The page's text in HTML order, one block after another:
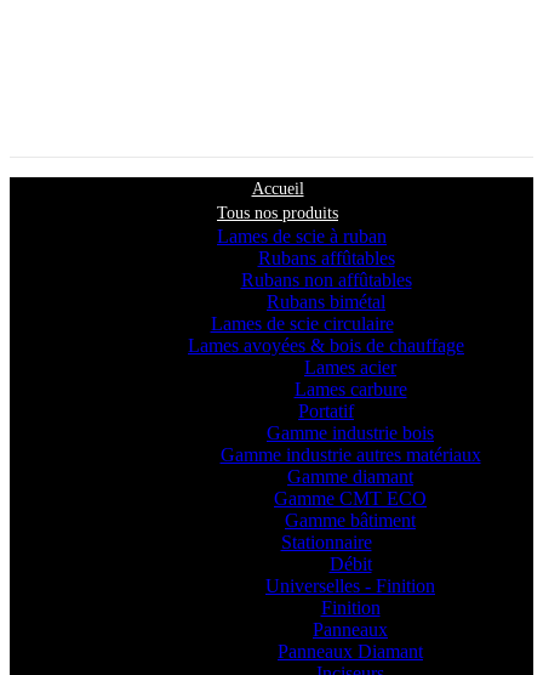
Accueil
Tous nos produits
Lames de scie à ruban
Rubans affûtables
Rubans non affûtables
Rubans bimétal
Lames de scie circulaire
Lames avoyées & bois de chauffage
Lames acier
Lames carbure
Portatif
Gamme industrie bois
Gamme industrie autres matériaux
Gamme diamant
Gamme CMT ECO
Gamme bâtiment
Stationnaire
Débit
Universelles - Finition
Finition
Panneaux
Panneaux Diamant